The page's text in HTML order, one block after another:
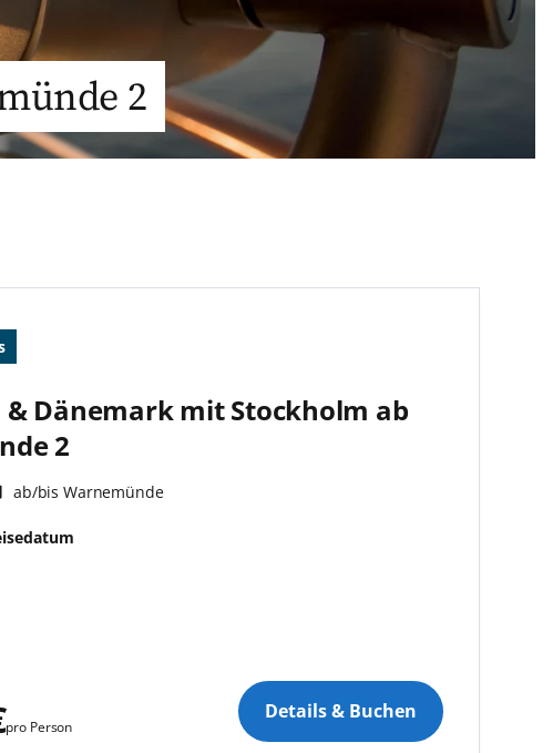
2
& Dänemark mit Stockholm ab
2
Hafen:
ab/bis Warnemünde
pro Person
Details & Buchen